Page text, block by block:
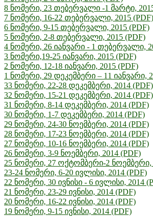
8 ნომერი, 23 თებერვალი -1 მარტი,
7 ნომერი, 16-22 თებერვალი, 2015 (PDF)
6 ნომერი, 9-15 თებერვალი, 2015 (PDF)
5 ნომერი, 2-8 თებერვალი, 2015 (PDF)
4 ნომერი, 26 იანვარი - 1 თებერვალი,
3 ნომერი,19-25 იანვარი, 2015 (PDF)
2 ნომერი, 12-18 იანვარი, 2015 (PDF)
1 ნომერი, 29 დეკემბერი – 11 იანვარი,
33 ნომერი, 22-28 დეკემბერი, 2014 (PDF)
32 ნომერი, 15-21 დეკემბერი, 2014 (PDF)
31 ნომერი, 8-14 დეკემბერი, 2014 (PDF)
30 ნომერი, 1-7 დეკემბერი, 2014 (PDF)
29 ნომერი, 24-30 ნოემბერი, 2014 (PDF)
28 ნომერი, 17-23 ნოემბერი, 2014 (PDF)
27 ნომერი, 10-16 ნოემბერი, 2014 (PDF)
26 ნომერი, 3-9 ნოემბერი, 2014 (PDF)
25 ნომერი, 27 ოქტომბერი-2 ნოემბერი,
23-24 ნომერი, 6-20 ივლისი, 2014 (PDF)
22 ნომერი, 30 ივნისი - 6 ივლისი, 2014
21 ნომერი, 23-29 ივნისი, 2014 (PDF)
20 ნომერი, 16-22 ივნისი, 2014 (PDF)
19 ნომერი, 9-15 ივნისი, 2014 (PDF)